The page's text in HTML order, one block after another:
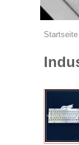
Startseite